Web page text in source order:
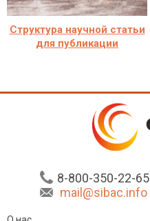
Структура научной статьи
для публикации
8-800-350-22-65
mail@sibac.info